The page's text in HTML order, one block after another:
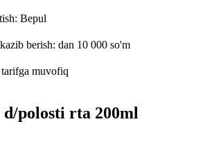
Bepul
berish: dan 10 000 so'm
tarifga muvofiq
polosti rta 200ml